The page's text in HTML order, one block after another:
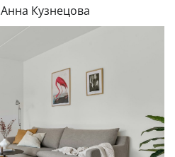
Анна Кузнецова